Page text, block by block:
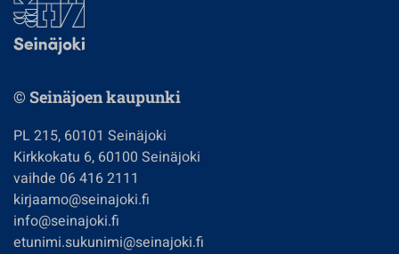
© Seinäjoen kaupunki
PL 215, 60101 Seinäjoki
Kirkkokatu 6, 60100 Seinäjoki
vaihde 06 416 2111
kirjaamo@seinajoki.fi
info@seinajoki.fi
etunimi.sukunimi@seinajoki.fi